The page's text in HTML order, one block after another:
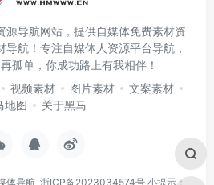
源导航网站，提供自媒体免费素材资
航！专注自媒体人资源平台导航，
孤单，你成功路上有我相伴！
视频素材 图片素材
文案素材
地图
关于黑马
体导航 浙ICP备2023034574号小提示：